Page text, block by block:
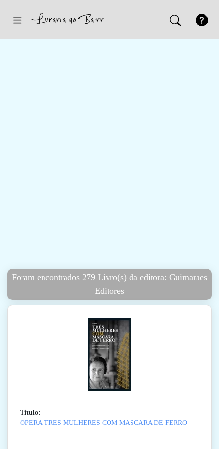
Foram encontrados 279 Livro(s) da editora: Guimaraes
Editores
Titulo:
OPERA TRES MULHERES COM MASCARA DE FERRO